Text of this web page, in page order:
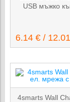
USB мъжко
6.14 € /
4smarts Wall